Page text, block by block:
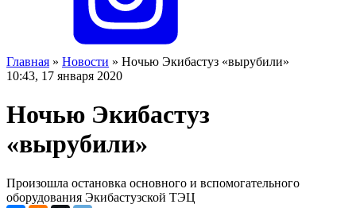
Главная » Новости » Ночью Экибастуз «вырубили»
10:43, 17 января 2020
Ночью Экибастуз
«вырубили»
Произошла остановка основного и вспомогательного
оборудования Экибастузской ТЭЦ